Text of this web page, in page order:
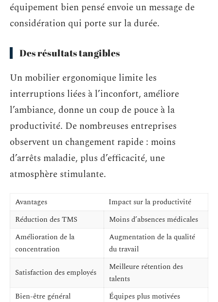
équipement bien pensé envoie un message de
considération qui porte sur la durée.
Des résultats tangibles
Un mobilier ergonomique limite les
interruptions liées à l’inconfort, améliore
l’ambiance, donne un coup de pouce à la
productivité. De nombreuses entreprises
observent un changement rapide : moins
d’arrêts maladie, plus d’efficacité, une
atmosphère stimulante.
Avantages
Impact sur la productivité
Réduction des TMS
Moins d’absences médicales
Amélioration de la
concentration
Augmentation de la qualité
du travail
Satisfaction des employés
Meilleure rétention des
talents
Bien-être général
Équipes plus motivées